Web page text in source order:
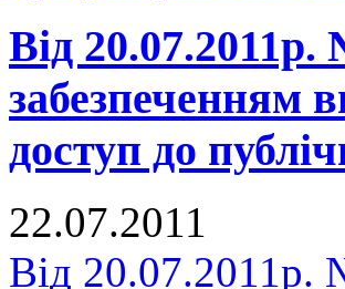
Від
забезпеченням
доступ до
22.07.2011
Від 20.07.2011р.